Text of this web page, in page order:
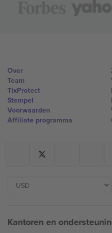
Over
Team
TixProtect
Stempel
Voorwaarden
Affiliate programma
Kantoren en